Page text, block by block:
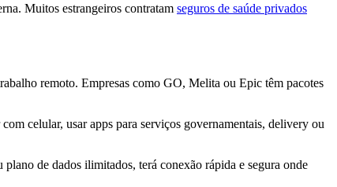
Muitos estrangeiros contratam seguros de saúde privados
remoto. Empresas como GO, Melita ou Epic têm pacotes
celular, usar apps para serviços governamentais, delivery ou
plano de dados ilimitados, terá conexão rápida e segura onde